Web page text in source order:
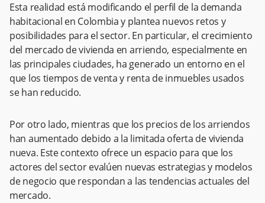
Esta realidad está modificando el perfil de la demanda
habitacional en Colombia y plantea nuevos retos y
posibilidades para el sector. En particular, el crecimiento
del mercado de vivienda en arriendo, especialmente en
las principales ciudades, ha generado un entorno en el
que los tiempos de venta y renta de inmuebles usados
se han reducido.
Por otro lado, mientras que los precios de los arriendos
han aumentado debido a la limitada oferta de vivienda
nueva. Este contexto ofrece un espacio para que los
actores del sector evalúen nuevas estrategias y modelos
de negocio que respondan a las tendencias actuales del
mercado.